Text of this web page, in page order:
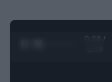
0:29 /